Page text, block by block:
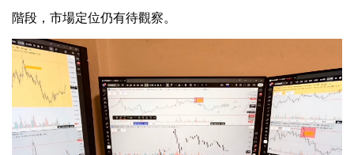
階段，市場定位仍有待觀察。